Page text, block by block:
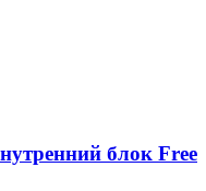
блок Free